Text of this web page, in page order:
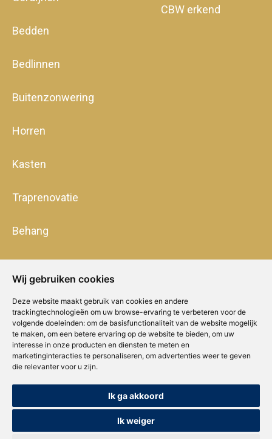
Wij gebruiken cookies
Deze website maakt gebruik van cookies en andere
trackingtechnologieën om uw browse-ervaring te verbeteren voor de
volgende doeleinden: om de basisfunctionaliteit van de website mogelijk
te maken, om een betere ervaring op de website te bieden, om uw
interesse in onze producten en diensten te meten en
marketinginteracties te personaliseren, om advertenties weer te geven
die relevanter voor u zijn.
Ik ga akkoord
Ik weiger
Bedden
Bedlinnen
Buitenzonwering
Horren
Kasten
Traprenovatie
Behang
CBW erkend
Copyright © Concepts & Companies BV. Alle rechten voorbehouden.